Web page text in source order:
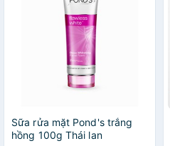
Sữa rửa mặt Pond's trắng
hồng 100g Thái lan